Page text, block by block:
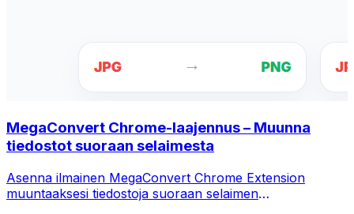
MegaConvert Chrome-laajennus – Muunna
tiedostot suoraan selaimesta
Asenna ilmainen MegaConvert Chrome Extension
muuntaaksesi tiedostoja suoraan selaimen